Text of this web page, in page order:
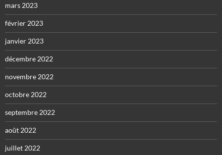
mars 2023
février 2023
janvier 2023
décembre 2022
novembre 2022
octobre 2022
septembre 2022
août 2022
juillet 2022